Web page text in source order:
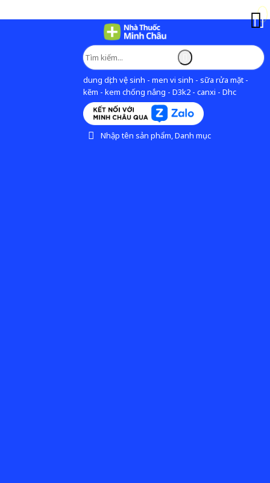
dung dịch vệ sinh - men vi sinh - sữa rửa mặt -
kẽm - kem chống nắng - D3k2 - canxi - Dhc
Nhập tên sản phẩm, Danh mục